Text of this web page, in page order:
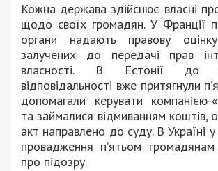
Кожна держава здійснює власні
щодо своїх громадян. У Франції
органи надають правову
залучених до передачі прав
власності. В Естонії до
відповідальності вже притягнули
допомагали керувати компанією-
та займалися відмиванням коштів,
акт направлено до суду. В Україні
провадження п’ятьом
про підозру.